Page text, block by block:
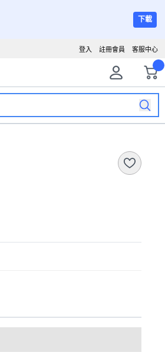
下載
客服中心
註冊會員
登入